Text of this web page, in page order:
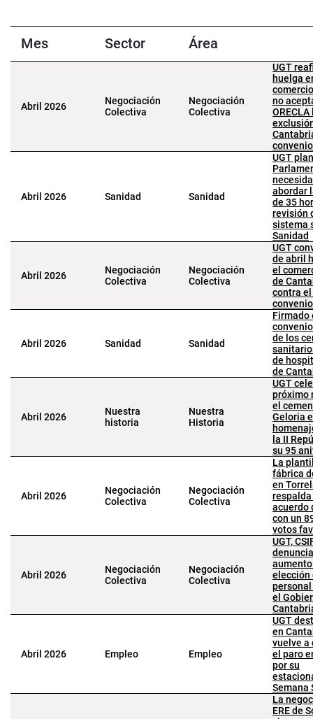
Mes Sector Área
Abril 2026
Negociación
Colectiva
Negociación
Colectiva
UGT
huelga
no
ORECLA
Abril 2026 Sanidad Sanidad
UGT
abordar
de 35
revisión
sistema
Sanidad
Abril 2026
Negociación
Colectiva
Negociación
Colectiva
UGT
de abril
el
de
contra
Abril 2026 Sanidad Sanidad
Firmado
de los
de
de
Abril 2026
Nuestra
historia
Nuestra
Historia
UGT
próximo
el
Geloria
la II
su 95
Abril 2026
Negociación
Colectiva
Negociación
Colectiva
La
fábrica
en
acuerdo
con un
votos
Abril 2026
Negociación
Colectiva
Negociación
Colectiva
UGT,
elección
personal
el
Abril 2026 Empleo Empleo
UGT
en
vuelve a
el paro
por su
Semana
La
ERE de